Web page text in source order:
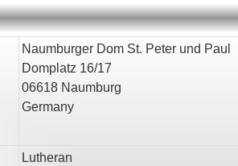
Naumburger Dom St. Peter und Paul
Domplatz 16/17
06618 Naumburg
Germany
Lutheran